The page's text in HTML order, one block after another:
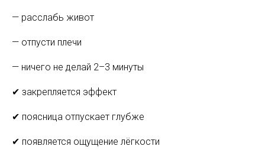
— расслабь живот
— отпусти плечи
— ничего не делай 2–3 минуты
✔ закрепляется эффект
✔ поясница отпускает глубже
✔ появляется ощущение лёгкости